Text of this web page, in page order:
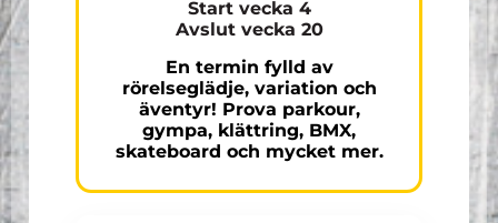
Start vecka 4
Avslut vecka 20
En termin fylld av
rörelseglädje, variation och
äventyr! Prova parkour,
gympa, klättring, BMX,
skateboard och mycket mer.